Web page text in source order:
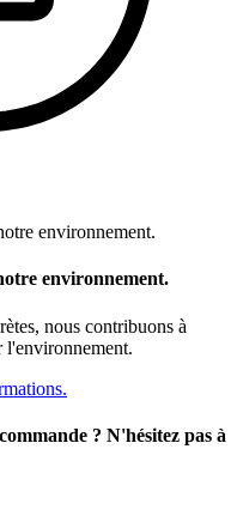
environnement.
nous contribuons à
l'environnement.
? N'hésitez pas à